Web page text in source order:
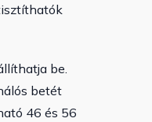
be.
betét
46 és 56